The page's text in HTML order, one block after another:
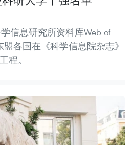
信息研究所资料库Web of
盟各国在《科学信息院杂志》
程。